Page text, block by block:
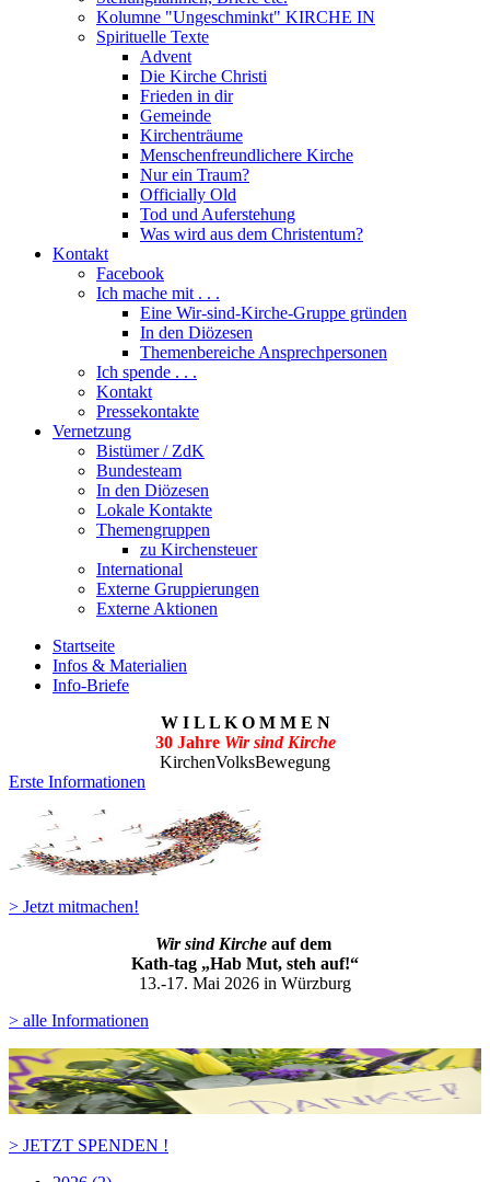
Kolumne "Ungeschminkt" KIRCHE IN
Spirituelle Texte
Advent
Die Kirche Christi
Frieden in dir
Gemeinde
Kirchenträume
Menschenfreundlichere Kirche
Nur ein Traum?
Officially Old
Tod und Auferstehung
Was wird aus dem Christentum?
Kontakt
Facebook
Ich mache mit . . .
Eine Wir-sind-Kirche-Gruppe gründen
In den Diözesen
Themenbereiche Ansprechpersonen
Ich spende . . .
Kontakt
Pressekontakte
Vernetzung
Bistümer / ZdK
Bundesteam
In den Diözesen
Lokale Kontakte
Themengruppen
zu Kirchensteuer
International
Externe Gruppierungen
Externe Aktionen
Startseite
Infos & Materialien
Info-Briefe
W I L L K O M M E N
30 Jahre Wir sind Kirche
KirchenVolksBewegung
Erste Informationen
> Jetzt mitmachen!
Wir sind Kirche auf dem
Kath-tag „Hab Mut, steh auf!“
13.-17. Mai 2026 in Würzburg
> alle Informationen
> JETZT SPENDEN !